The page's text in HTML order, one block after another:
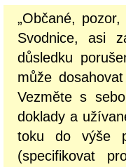
„Občané,
Svodnice, asi
důsledku
může
Vezměte s
doklady a
toku do výše
(specifikovat